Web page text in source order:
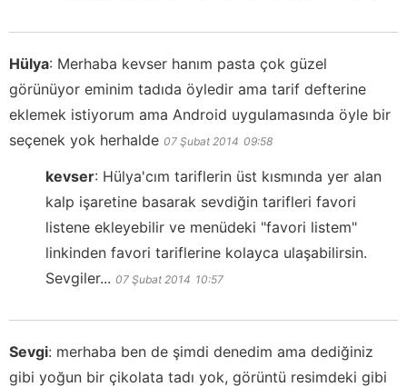
Hülya: Merhaba kevser hanım pasta çok güzel
görünüyor eminim tadıda öyledir ama tarif defterine
eklemek istiyorum ama Android uygulamasında öyle bir
seçenek yok herhalde 07 Şubat 2014 09:58
kevser: Hülya'cım tariflerin üst kısmında yer alan
kalp işaretine basarak sevdiğin tarifleri favori
listene ekleyebilir ve menüdeki "favori listem"
linkinden favori tariflerine kolayca ulaşabilirsin.
Sevgiler... 07 Şubat 2014 10:57
Sevgi: merhaba ben de şimdi denedim ama dediğiniz
gibi yoğun bir çikolata tadı yok, görüntü resimdeki gibi